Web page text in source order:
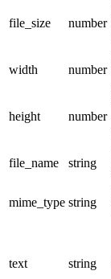
file_size number
width number
height number
file_name string
mime_type string
text string